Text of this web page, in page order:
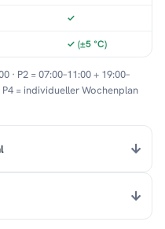
✓
✓ (±5 °C)
· P2 = 07:00–11:00 + 19:00–
P4 = individueller Wochenplan